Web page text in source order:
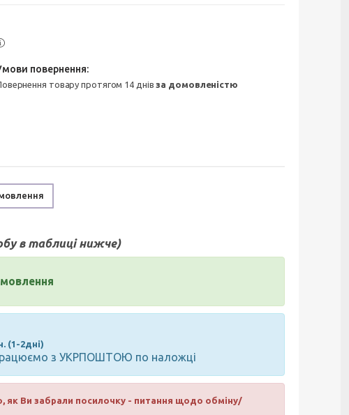
повернення товару протягом 14 днівза домовленістю
в таблиці нижче)
(1-2дні)
з УКРПОШТОЮ по наложці
як Ви забрали посилочку - питання щодо обміну/